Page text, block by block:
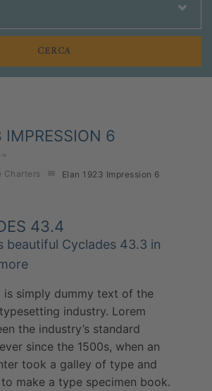
IMPRESSION 6
Charters Elan 1923 Impression 6
43.4
beautiful Cyclades 43.3 in
is simply dummy text of the
industry. Lorem
the industry’s standard
since the 1500s, when an
took a galley of type and
make a type specimen book.